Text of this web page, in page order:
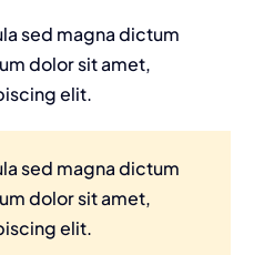
sed magna dictum
dolor sit amet,
elit.
sed magna dictum
dolor sit amet,
elit.